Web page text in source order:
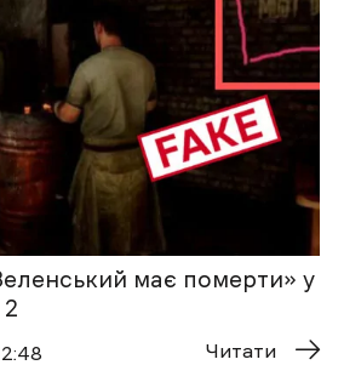
має померти» у
2
Читати